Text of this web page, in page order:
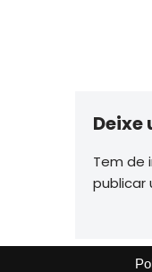
Tem de
publicar